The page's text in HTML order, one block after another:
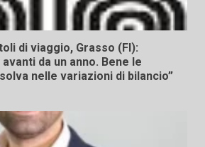
di viaggio, Grasso (FI):
da un anno. Bene le
nelle variazioni di bilancio”